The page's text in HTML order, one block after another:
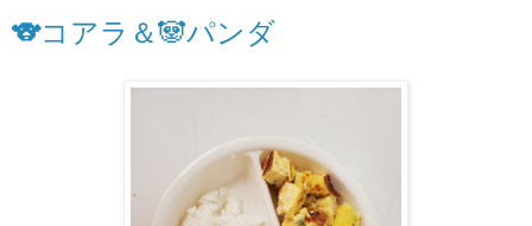
🐨コアラ＆🐼パンダ